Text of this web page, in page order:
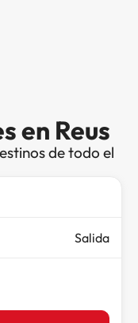
en Reus
de todo el
Salida